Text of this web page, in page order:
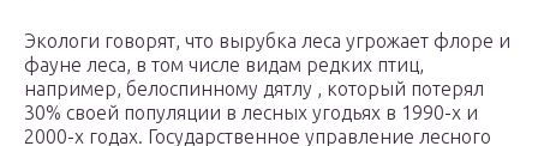
Экологи говорят, что вырубка леса угрожает флоре и
фауне леса, в том числе видам редких птиц,
например, белоспинному дятлу , который потерял
30% своей популяции в лесных угодьях в 1990-х и
2000-х годах. Государственное управление лесного